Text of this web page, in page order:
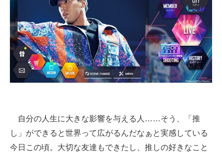
スマホと通信の最新トレンド
進化するPCとデバイスの未来
好きが集まる 比べて選べる
ビジネスと働き方のヒント
経営リーダーのコミュニティ
マーケ×ITの今がよく分かる
自分の人生に大きな影響を与える人……そう、「推
し」ができると世界って広がるんだなぁと実感している
今日この頃。大切な友達もできたし、推しの好きなこと